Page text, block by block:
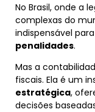
No Brasil, onde a
complexas do
indispensável
penalidades.
Mas a
fiscais. Ela é um
estratégica,
decisões